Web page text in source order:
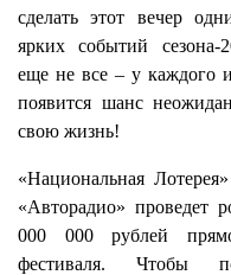
сделать этот вечер
ярких событий
еще не все – у каждого
появится шанс
свою жизнь!
«Национальная
«Авторадио» проведет
000 000 рублей
фестиваля. Чтобы